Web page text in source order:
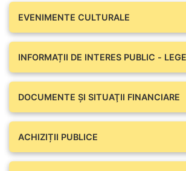
EVENIMENTE CULTURALE
INFORMAȚII DE INTERES PUBLIC -
DOCUMENTE ŞI SITUAŢII FINANCIARE
ACHIZIȚII PUBLICE